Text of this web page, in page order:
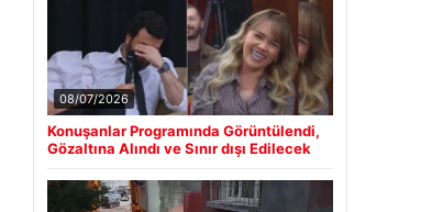
08/07/2026
Konuşanlar Programında Görüntülendi,
Gözaltına Alındı ve Sınır dışı Edilecek